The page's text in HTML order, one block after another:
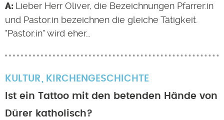
Lieber Herr Oliver, die Bezeichnungen Pfarrer:in
und Pastor:in bezeichnen die gleiche Tätigkeit.
"Pastor:in" wird eher…
KULTUR
KIRCHENGESCHICHTE
Ist ein Tattoo mit den betenden Hände von
Dürer katholisch?